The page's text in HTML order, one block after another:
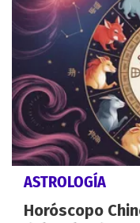
ASTROLOGÍA
Horóscopo